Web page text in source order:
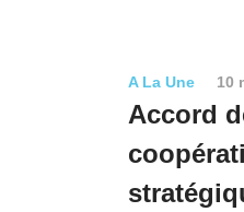
A La Une 10
Accord